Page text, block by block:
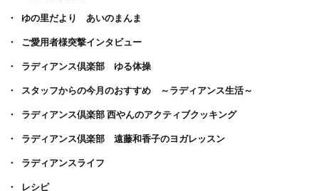
ゆの里だより あいのまんま
ご愛用者様突撃インタビュー
ラディアンス倶楽部 ゆる体操
スタッフからの今月のおすすめ ～ラディアンス生活～
ラディアンス倶楽部 西やんのアクティブクッキング
ラディアンス倶楽部 遠藤和香子のヨガレッスン
ラディアンスライフ
レシピ